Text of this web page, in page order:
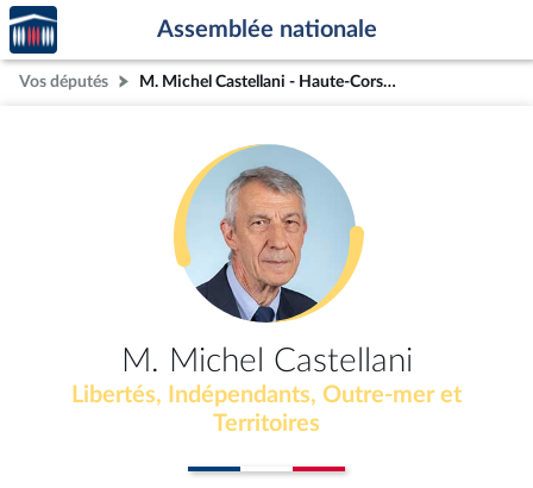
Aller au contenu
Aller en bas de la page
Accèder
à la
page
d'accueil
Assemblée nationale
Vos députés M. Michel Castellani - Haute-Corse (1re circonscription)
M. Michel Castellani
Libertés, Indépendants, Outre-mer et
Territoires